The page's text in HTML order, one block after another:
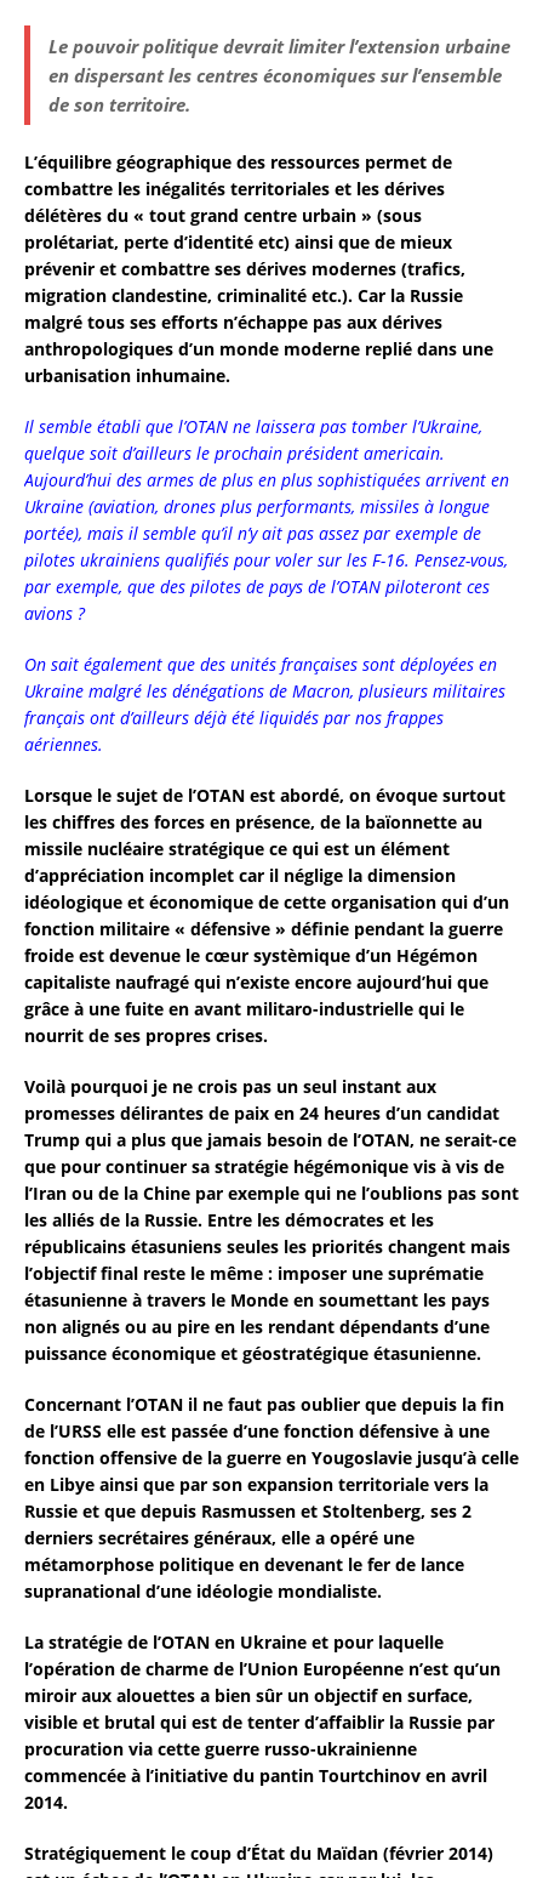
Le pouvoir politique devrait limiter l’extension urbaine
en dispersant les centres économiques sur l’ensemble
de son territoire.
L’équilibre géographique des ressources permet de
combattre les inégalités territoriales et les dérives
délétères du « tout grand centre urbain » (sous
prolétariat, perte d’identité etc) ainsi que de mieux
prévenir et combattre ses dérives modernes (trafics,
migration clandestine, criminalité etc.). Car la Russie
malgré tous ses efforts n’échappe pas aux dérives
anthropologiques d’un monde moderne replié dans une
urbanisation inhumaine.
Il semble établi que l’OTAN ne laissera pas tomber l’Ukraine,
quelque soit d’ailleurs le prochain président americain.
Aujourd’hui des armes de plus en plus sophistiquées arrivent en
Ukraine (aviation, drones plus performants, missiles à longue
portée), mais il semble qu’il n’y ait pas assez par exemple de
pilotes ukrainiens qualifiés pour voler sur les F-16. Pensez-vous,
par exemple, que des pilotes de pays de l’OTAN piloteront ces
avions ?
On sait également que des unités françaises sont déployées en
Ukraine malgré les dénégations de Macron, plusieurs militaires
français ont d’ailleurs déjà été liquidés par nos frappes
aériennes.
Lorsque le sujet de l’OTAN est abordé, on évoque surtout
les chiffres des forces en présence, de la baïonnette au
missile nucléaire stratégique ce qui est un élément
d’appréciation incomplet car il néglige la dimension
idéologique et économique de cette organisation qui d’un
fonction militaire « défensive » définie pendant la guerre
froide est devenue le cœur systèmique d’un Hégémon
capitaliste naufragé qui n’existe encore aujourd’hui que
grâce à une fuite en avant militaro-industrielle qui le
nourrit de ses propres crises.
Voilà pourquoi je ne crois pas un seul instant aux
promesses délirantes de paix en 24 heures d’un candidat
Trump qui a plus que jamais besoin de l’OTAN, ne serait-ce
que pour continuer sa stratégie hégémonique vis à vis de
l’Iran ou de la Chine par exemple qui ne l’oublions pas sont
les alliés de la Russie. Entre les démocrates et les
républicains étasuniens seules les priorités changent mais
l’objectif final reste le même : imposer une suprématie
étasunienne à travers le Monde en soumettant les pays
non alignés ou au pire en les rendant dépendants d’une
puissance économique et géostratégique étasunienne.
Concernant l’OTAN il ne faut pas oublier que depuis la fin
de l’URSS elle est passée d’une fonction défensive à une
fonction offensive de la guerre en Yougoslavie jusqu’à celle
en Libye ainsi que par son expansion territoriale vers la
Russie et que depuis Rasmussen et Stoltenberg, ses 2
derniers secrétaires généraux, elle a opéré une
métamorphose politique en devenant le fer de lance
supranational d’une idéologie mondialiste.
La stratégie de l’OTAN en Ukraine et pour laquelle
l’opération de charme de l’Union Européenne n’est qu’un
miroir aux alouettes a bien sûr un objectif en surface,
visible et brutal qui est de tenter d’affaiblir la Russie par
procuration via cette guerre russo-ukrainienne
commencée à l’initiative du pantin Tourtchinov en avril
2014.
Stratégiquement le coup d’État du Maïdan (février 2014)